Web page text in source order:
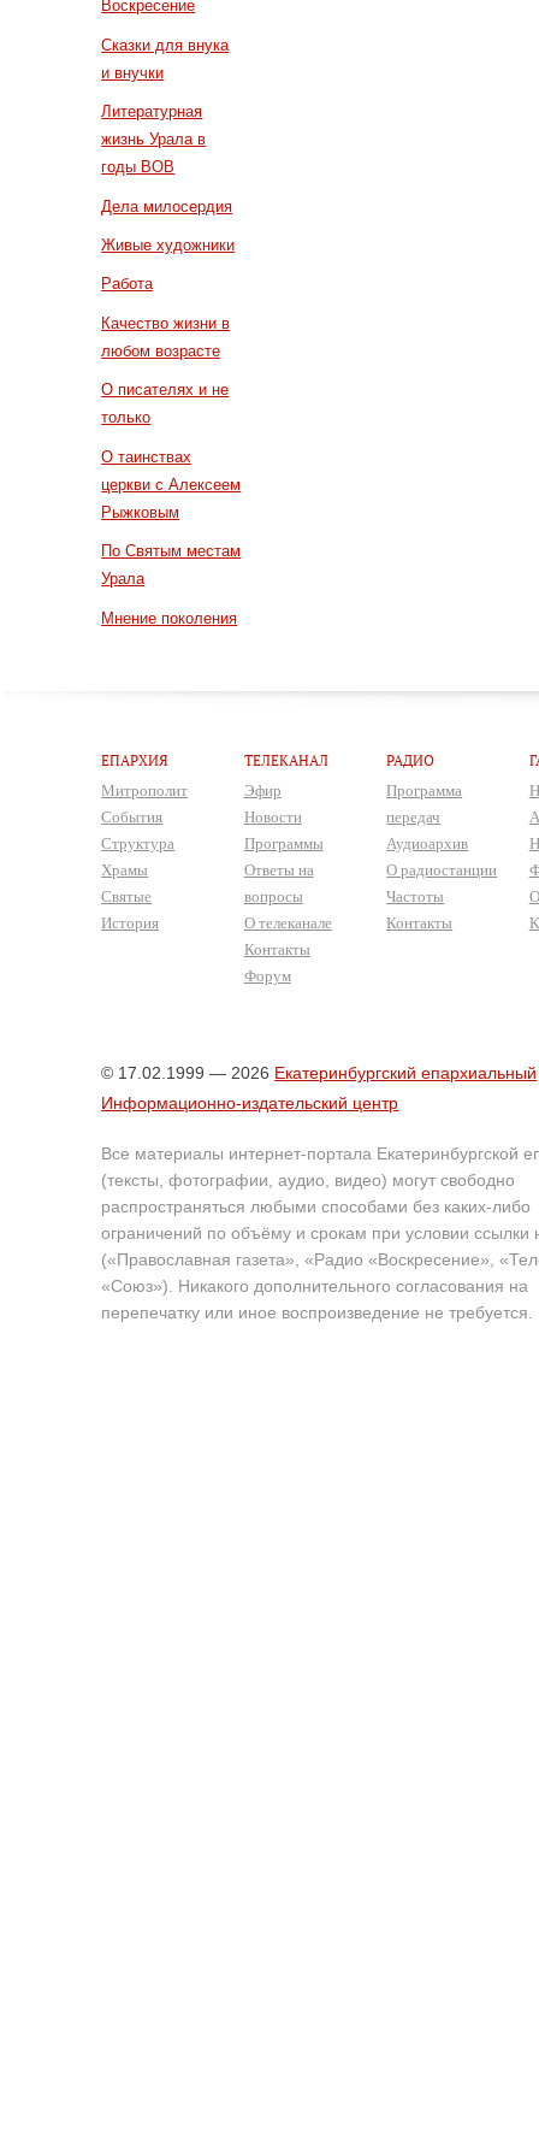
Воскресение
Сказки для внука
и внучки
Литературная
жизнь Урала в
годы ВОВ
Дела милосердия
Живые художники
Работа
Качество жизни в
любом возрасте
О писателях и не
только
О таинствах
церкви с Алексеем
Рыжковым
По Святым местам
Урала
Мнение поколения
ЕПАРХИЯ
Митрополит
События
Структура
Храмы
Святые
История
ТЕЛЕКАНАЛ
Эфир
Новости
Программы
Ответы на
вопросы
О телеканале
Контакты
Форум
РАДИО
Программа
передач
Аудиоархив
О радиостанции
Частоты
Контакты
© 17.02.1999 — 2026 Екатеринбургский епархиальный
Информационно-издательский центр
Все материалы интернет-портала Екатеринбургской
(тексты, фотографии, аудио, видео) могут свободно
распространяться любыми способами без каких-либо
ограничений по объёму и срокам при условии ссылки
(«Православная газета», «Радио «Воскресение»,
«Союз»). Никакого дополнительного согласования на
перепечатку или иное воспроизведение не требуется.